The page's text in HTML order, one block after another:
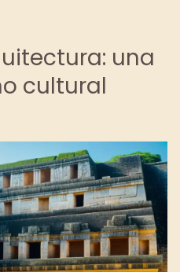
una
cultural